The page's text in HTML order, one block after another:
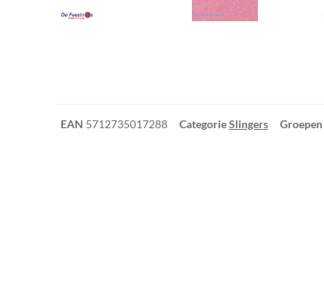
EAN 5712735017288 CategorieSlingers Groepen